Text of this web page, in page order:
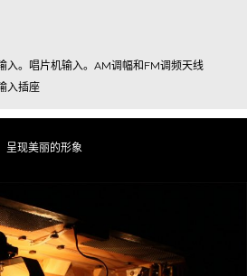
入。 唱片机输入。 AM调幅和FM调频天线
入插座
呈现美丽的形象